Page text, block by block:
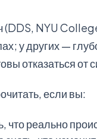
(DDS, NYU
у других —
отказаться от
если вы:
что реально